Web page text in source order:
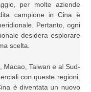
per molte aziende
campione in Cina è
Pertanto, ogni
desidera esplorare
scelta.
Taiwan e al Sud-
con queste regioni.
è diventata un nuovo